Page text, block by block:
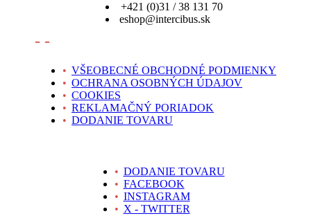
+421 (0)31 / 38 131 70
eshop@intercibus.sk
- -
• VŠEOBECNÉ OBCHODNÉ PODMIENKY
• OCHRANA OSOBNÝCH ÚDAJOV
• COOKIES
• REKLAMAČNÝ PORIADOK
• DODANIE TOVARU
• DODANIE TOVARU
• FACEBOOK
• INSTAGRAM
• X - TWITTER